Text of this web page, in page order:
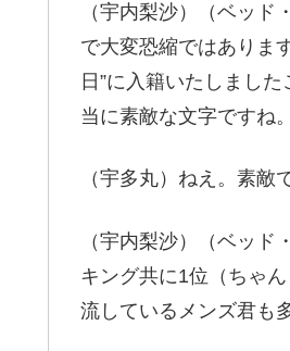
（宇内梨沙）（ベッ
で大変恐縮ではありま
日”に入籍いたしまし
当に素敵な文字ですね。
（宇多丸）ねえ。素敵
（宇内梨沙）（ベッ
キング共に1位（ちゃ
流しているメンズ君